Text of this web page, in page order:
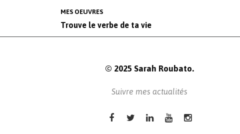
MES OEUVRES
Trouve le verbe de ta vie
© 2025 Sarah Roubato.
Suivre mes actualités